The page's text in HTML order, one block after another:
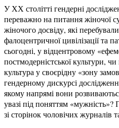
У ХХ столітті гендерні
переважно на питання жіночої
жіночого досвіду, які
фалоцентричної цивілізації та
сьогодні, у відцентровому
постмодерністської культури,
культура у своєрідну «зону
гендерному дискурсі
якому напрямі вони
увазі під поняттям
зі сторінок чоловічих журналів